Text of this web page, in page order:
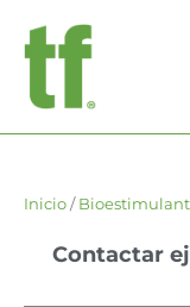
Inicio/
Contactar